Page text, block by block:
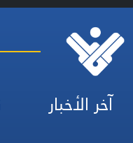
آخر الأخبار